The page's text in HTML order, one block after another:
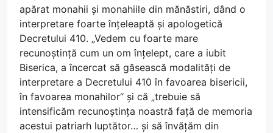
apărat monahii și monahiile din mănăstiri, dând o
interpretare foarte înțeleaptă și apologetică
Decretului 410. „Vedem cu foarte mare
recunoștință cum un om înțelept, care a iubit
Biserica, a încercat să găsească modalități de
interpretare a Decretului 410 în favoarea bisericii,
în favoarea monahilor“ și că „trebuie să
intensificăm recunoștința noastră față de memoria
acestui patriarh luptător… și să învățăm din